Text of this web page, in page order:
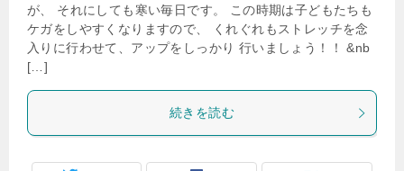
が、 それにしても寒い毎日です。 この時期は子どもたちも
ケガをしやすくなりますので、 くれぐれもストレッチを念
入りに行わせて、アップをしっかり 行いましょう！！ &nb
[…]
続きを読む